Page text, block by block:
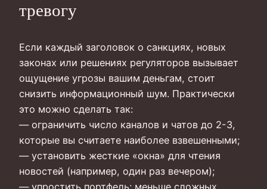
тревогу
Если каждый заголовок о санкциях, новых
законах или решениях регуляторов вызывает
ощущение угрозы вашим деньгам, стоит
снизить информационный шум. Практически
это можно сделать так:
— ограничить число каналов и чатов до 2-3,
которые вы считаете наиболее взвешенными;
— установить жесткие «окна» для чтения
новостей (например, один раз вечером);
— упростить портфель: меньше сложных